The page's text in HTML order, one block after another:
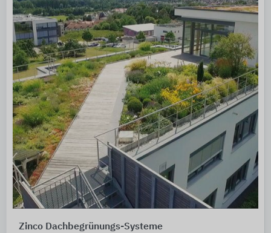
Zinco Dachbegrünungs-Systeme